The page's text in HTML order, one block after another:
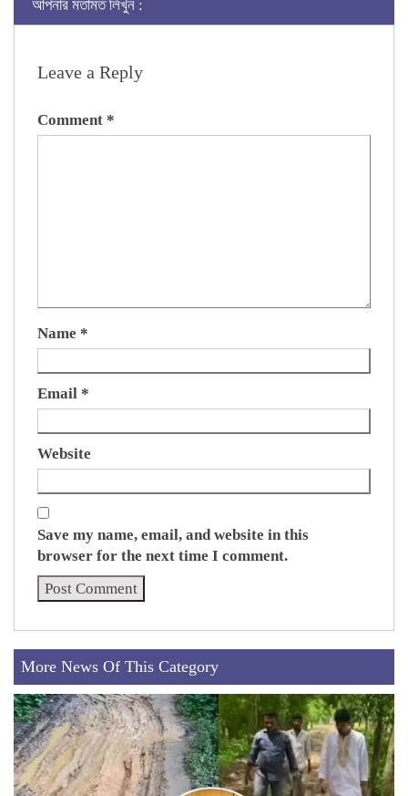
আপনার মতামত লিখুন :
Leave a Reply
Comment *
Name *
Email *
Website
Save my name, email, and website in this
browser for the next time I comment.
More News Of This Category